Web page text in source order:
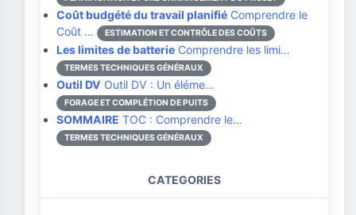
Coût budgété du travail planifié Comprendre le
Coût …
ESTIMATION ET CONTRÔLE DES COÛTS
Les limites de batterie Comprendre les limi…
TERMES TECHNIQUES GÉNÉRAUX
Outil DV Outil DV : Un éléme…
FORAGE ET COMPLÉTION DE PUITS
SOMMAIRE TOC : Comprendre le…
TERMES TECHNIQUES GÉNÉRAUX
CATEGORIES